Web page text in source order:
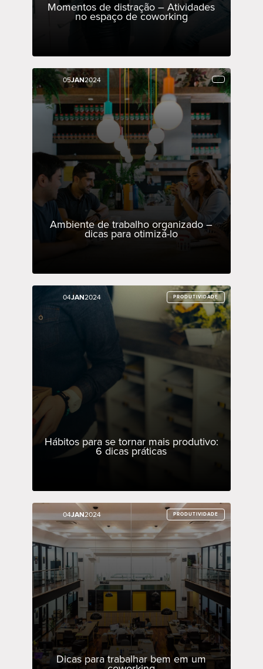
Momentos de distração – Atividades
no espaço de coworking
05JAN2024
Ambiente de trabalho organizado –
dicas para otimizá-lo
05JAN2024
04JAN2024 PRODUTIVIDADE
Hábitos para se tornar mais produtivo:
6 dicas práticas
04JAN2024 PRODUTIVIDADE
04JAN2024 PRODUTIVIDADE
Dicas para trabalhar bem em um
04JAN2024 PRODUTIVIDADE